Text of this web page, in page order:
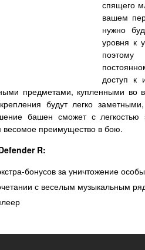
спящего
вашем
нужно
уровня к
доступ к
предметами, купленными во
будут легко
башен сможет с легкостью
весомое преимущество в бою.
R:
бонусов за уничтожение
с веселым музыкальным